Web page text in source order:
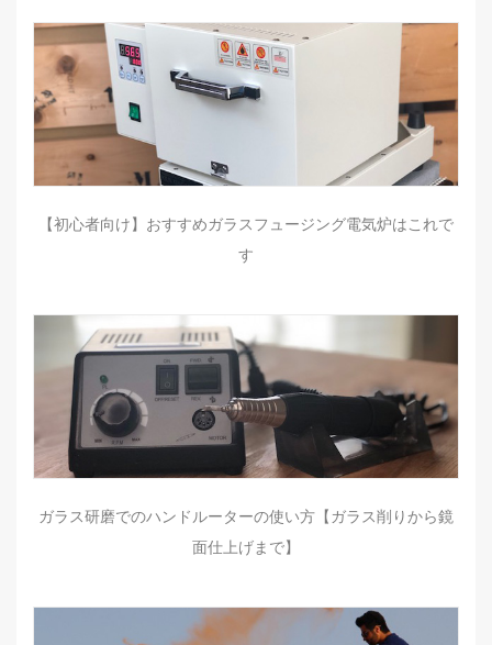
【初心者向け】おすすめガラスフュージング電気炉はこれで
す
ガラス研磨でのハンドルーターの使い方【ガラス削りから鏡
面仕上げまで】